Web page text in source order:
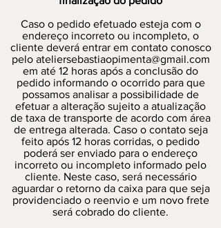
Caso o pedido efetuado esteja com o
endereço incorreto ou incompleto, o
cliente deverá entrar em contato conosco
pelo ateliersebastiaopimenta@gmail.com
em até 12 horas após a conclusão do
pedido informando o ocorrido para que
possamos analisar a possibilidade de
efetuar a alteração sujeito a atualização
de taxa de transporte de acordo com área
de entrega alterada. Caso o contato seja
feito após 12 horas corridas, o pedido
poderá ser enviado para o endereço
incorreto ou incompleto informado pelo
cliente. Neste caso, será necessário
aguardar o retorno da caixa para que seja
providenciado o reenvio e um novo frete
será cobrado do cliente.